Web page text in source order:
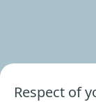
Respect of